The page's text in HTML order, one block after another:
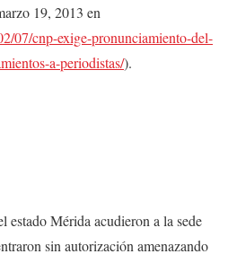
19, 2013 en
07/cnp-exige-pronunciamiento-del-
a-periodistas/).
estado Mérida acudieron a la sede
sin autorización amenazando